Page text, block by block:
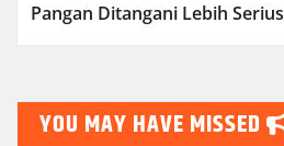
Pangan Ditangani Lebih Serius
YOU MAY HAVE MISSED